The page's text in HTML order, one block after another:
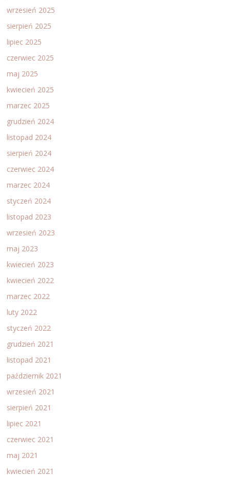
wrzesień 2025
sierpień 2025
lipiec 2025
czerwiec 2025
maj 2025
kwiecień 2025
marzec 2025
grudzień 2024
listopad 2024
sierpień 2024
czerwiec 2024
marzec 2024
styczeń 2024
listopad 2023
wrzesień 2023
maj 2023
kwiecień 2023
kwiecień 2022
marzec 2022
luty 2022
styczeń 2022
grudzień 2021
listopad 2021
październik 2021
wrzesień 2021
sierpień 2021
lipiec 2021
czerwiec 2021
maj 2021
kwiecień 2021